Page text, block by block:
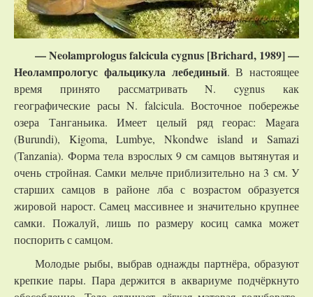
— Neolamprologus falcicula cygnus [Brichard, 1989] —
Неолампрологус фальцикула лебединый. В настоящее
время принято рассматривать N. cygnus как
географические расы N. falcicula. Восточное побережье
озера Танганьика. Имеет целый ряд георас: Magara
(Burundi), Kigoma, Lumbye, Nkondwe island и Samazi
(Tanzania). Форма тела взрослых 9 см самцов вытянутая и
очень стройная. Самки мельче приблизительно на 3 см. У
старших самцов в районе лба с возрастом образуется
жировой нарост. Самец массивнее и значительно крупнее
самки. Пожалуй, лишь по размеру косиц самка может
поспорить с самцом.
Молодые рыбы, выбрав однажды партнёра, образуют
крепкие пары. Пара держится в аквариуме подчёркнуто